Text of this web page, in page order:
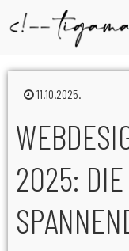
11.10.2025.
2025: DIE